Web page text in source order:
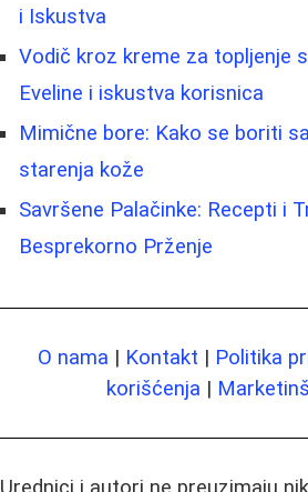
i Iskustva
Vodič kroz kreme za topljenje
Eveline i iskustva korisnica
Mimične bore: Kako se boriti
starenja kože
Savršene Palačinke: Recepti i
Besprekorno Prženje
O nama | Kontakt | Politika
korišćenja |